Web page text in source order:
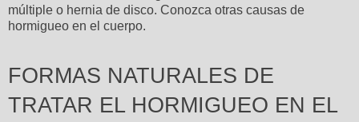
múltiple o hernia de disco. Conozca otras causas de
hormigueo en el cuerpo.
FORMAS NATURALES DE
TRATAR EL HORMIGUEO EN EL